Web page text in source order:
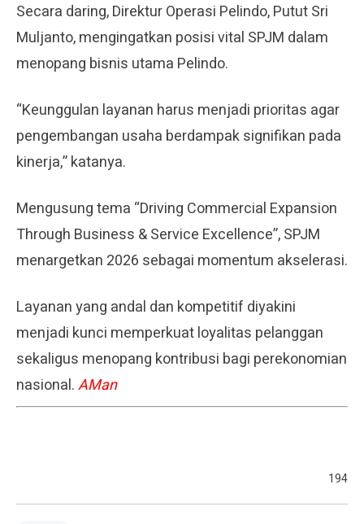
Secara daring, Direktur Operasi Pelindo, Putut Sri
Muljanto, mengingatkan posisi vital SPJM dalam
menopang bisnis utama Pelindo.
“Keunggulan layanan harus menjadi prioritas agar
pengembangan usaha berdampak signifikan pada
kinerja,” katanya.
Mengusung tema “Driving Commercial Expansion
Through Business & Service Excellence”, SPJM
menargetkan 2026 sebagai momentum akselerasi.
Layanan yang andal dan kompetitif diyakini
menjadi kunci memperkuat loyalitas pelanggan
sekaligus menopang kontribusi bagi perekonomian
nasional.AMan
194